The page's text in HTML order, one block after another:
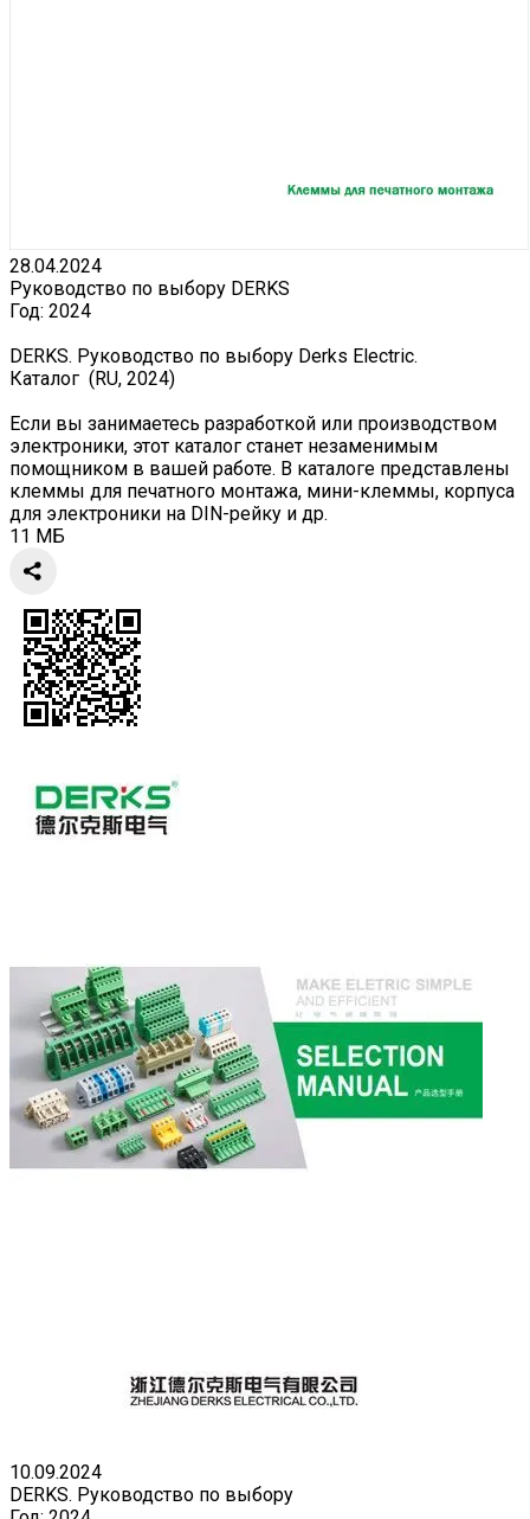
28.04.2024
Руководство по выбору DERKS
Год: 2024
DERKS. Руководство по выбору Derks Electric.
Каталог (RU, 2024)
Если вы занимаетесь разработкой или производством
электроники, этот каталог станет незаменимым
помощником в вашей работе. В каталоге представлены
клеммы для печатного монтажа, мини-клеммы, корпуса
для электроники на DIN-рейку и др.
11 МБ
10.09.2024
DERKS. Руководство по выбору